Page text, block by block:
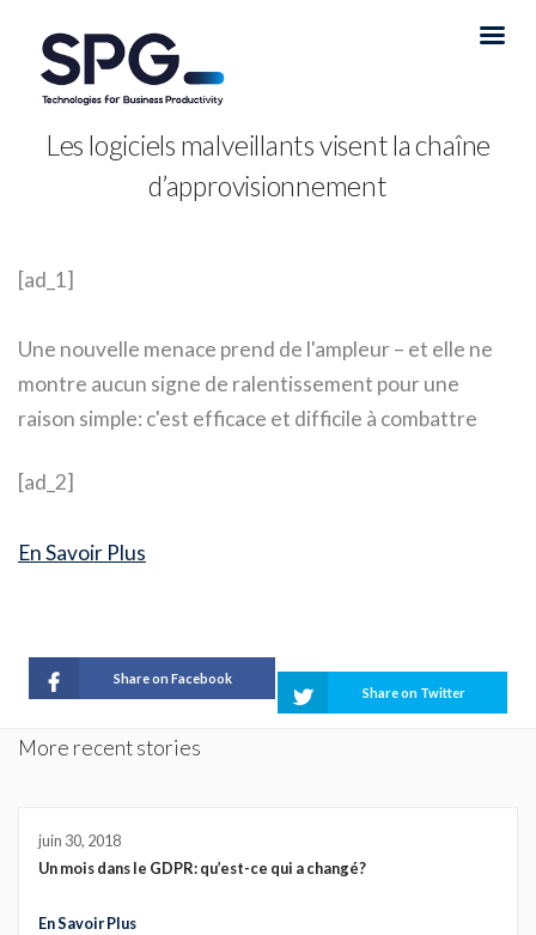
Les logiciels malveillants visent la chaîne
d’approvisionnement
[ad_1]
Une nouvelle menace prend de l'ampleur – et elle ne
montre aucun signe de ralentissement pour une
raison simple: c'est efficace et difficile à combattre
[ad_2]
En Savoir Plus
Share on Facebook
Share on Twitter
More recent stories
juin 30, 2018
Un mois dans le GDPR: qu’est-ce qui a changé?
En Savoir Plus